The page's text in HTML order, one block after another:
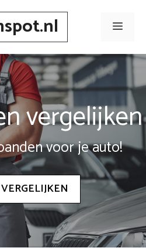
Menu
vergelijken
voor je auto!